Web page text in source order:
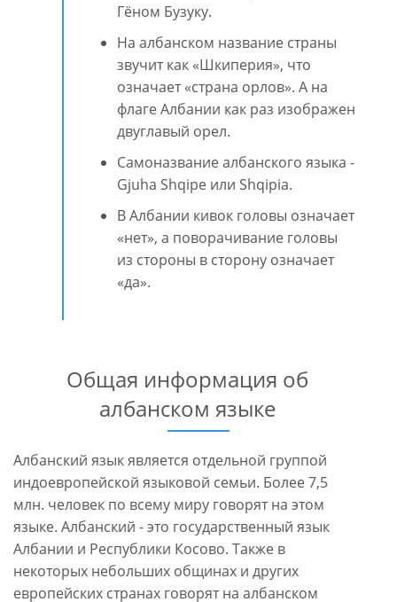
Гёном Бузуку.
На албанском название страны
звучит как «Шкиперия», что
означает «страна орлов». А на
флаге Албании как раз изображен
двуглавый орел.
Самоназвание албанского языка -
Gjuha Shqipe или Shqipia.
В Албании кивок головы означает
«нет», а поворачивание головы
из стороны в сторону означает
«да».
Общая информация об
албанском языке
Албанский язык является отдельной группой
индоевропейской языковой семьи. Более 7,5
млн. человек по всему миру говорят на этом
языке. Албанский - это государственный язык
Албании и Республики Косово. Также в
некоторых небольших общинах и других
европейских странах говорят на албанском